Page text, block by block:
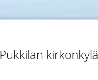
Pukkilan kirkonkylä